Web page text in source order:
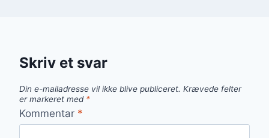
Skriv et svar
Din e-mailadresse vil ikke blive publiceret. Krævede felter
er markeret med *
Kommentar *